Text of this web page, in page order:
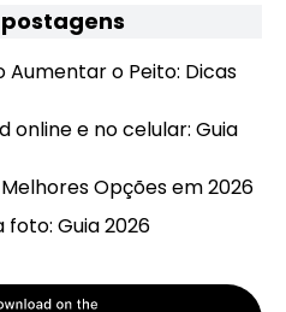
o Peito: Dicas
e no celular: Guia
Opções em 2026
Guia 2026